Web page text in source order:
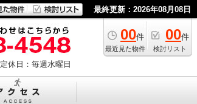
最終更新：2026年08月08日
00件
最近見た物件
00件
検討リスト
定休日：毎週水曜日